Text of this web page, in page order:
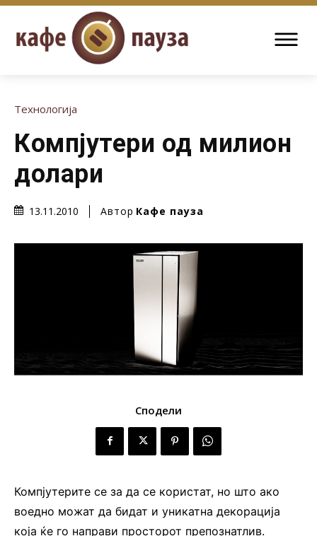
Технологија
Компјутери од милион
долари
13.11.2010 Автор Кафе пауза
Сподели
Компјутерите се за да се користат, но што ако
воедно можат да бидат и уникатна декорација
која ќе го направи просторот препознатлив.